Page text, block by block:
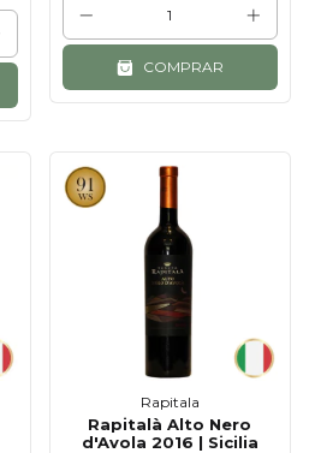
COMPRAR
Rapitala
Rapitalà Alto Nero
d'Avola 2016 | Sicilia